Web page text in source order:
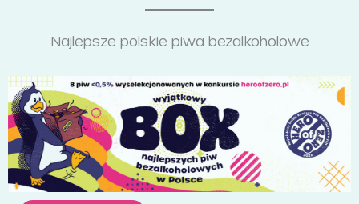
Najlepsze polskie piwa bezalkoholowe